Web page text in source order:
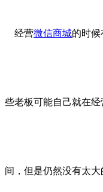
经营微信商城的时
些老板可能自己就在
间，但是仍然没有太